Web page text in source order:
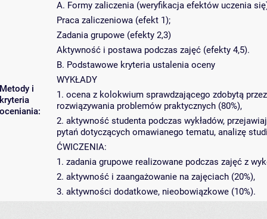
Metody i
kryteria
oceniania:
A. Formy zaliczenia (weryfikacja efektów uczenia
Praca zaliczeniowa (efekt 1);
Zadania grupowe (efekty 2,3)
Aktywność i postawa podczas zajęć (efekty 4,5).
B. Podstawowe kryteria ustalenia oceny
WYKŁADY
1. ocena z kolokwium sprawdzającego zdobytą
rozwiązywania problemów praktycznych (80%),
2. aktywność studenta podczas wykładów,
pytań dotyczących omawianego tematu, analizę
ĆWICZENIA:
1. zadania grupowe realizowane podczas zajęć z
2. aktywność i zaangażowanie na zajęciach (20%),
3. aktywności dodatkowe, nieobowiązkowe (10%).